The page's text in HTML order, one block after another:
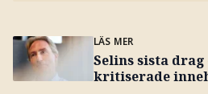
LÄS MER
Selins sista
kritiserade